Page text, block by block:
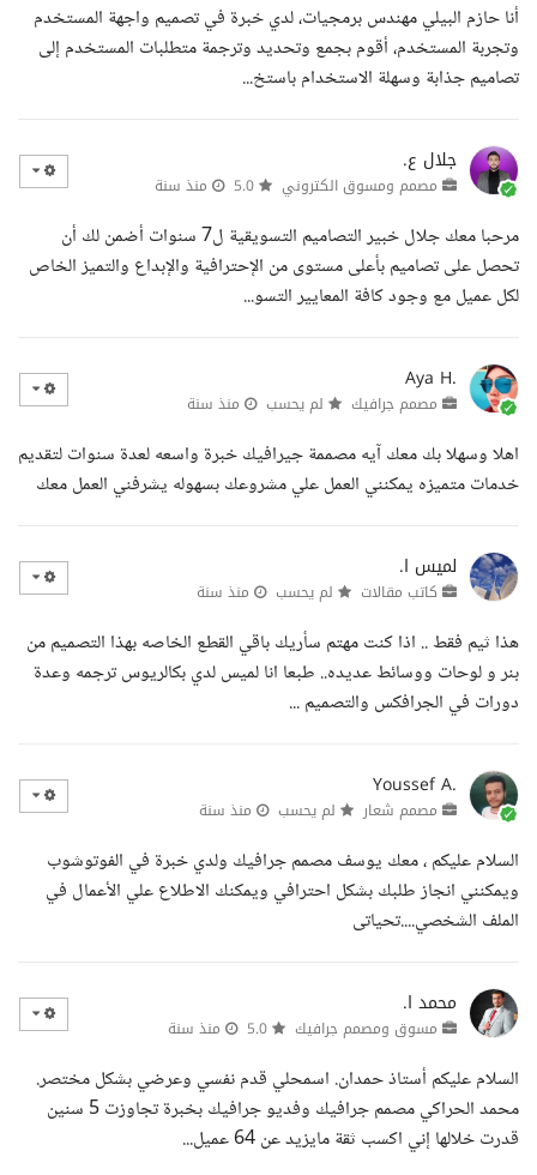
أنا حازم البيلي مهندس برمجيات، لدي خبرة في تصميم واجهة المستخدم
وتجربة المستخدم، أقوم بجمع وتحديد وترجمة متطلبات المستخدم إلى
تصاميم جذابة وسهلة الاستخدام باستخ...
جلال ع.
مصمم ومسوق الكتروني منذ سنة
مرحبا معك جلال خبير التصاميم التسويقية ل7 سنوات أضمن لك أن
تحصل على تصاميم بأعلى مستوى من الإحترافية والإبداع والتميز الخاص
لكل عميل مع وجود كافة المعايير التسو...
Aya H.
مصمم جرافيك لم يحسب منذ سنة
اهلا وسهلا بك معك آيه مصممة جيرافيك خبرة واسعه لعدة سنوات لتقديم
خدمات متميزه يمكنني العمل علي مشروعك بسهوله يشرفني العمل معك
لميس ا.
كاتب مقالات لم يحسب منذ سنة
هذا ثيم فقط .. اذا كنت مهتم سأريك باقي القطع الخاصه بهذا التصميم من
بنر و لوحات ووسائط عديده.. طبعا انا لميس لدي بكالريوس ترجمه وعدة
دورات في الجرافكس والتصميم ...
Youssef A.
مصمم شعار لم يحسب منذ سنة
السلام عليكم ، معك يوسف مصمم جرافيك ولدي خبرة في الفوتوشوب
ويمكنني انجاز طلبك بشكل احترافي ويمكنك الاطلاع علي الأعمال في
الملف الشخصي....تحياتى
محمد ا.
مسوق ومصمم جرافيك منذ سنة
السلام عليكم أستاذ حمدان. اسمحلي قدم نفسي وعرضي بشكل مختصر.
محمد الحراكي مصمم جرافيك وفديو جرافيك بخبرة تجاوزت 5 سنين
قدرت خلالها إني اكسب ثقة مايزيد عن 64 عميل...